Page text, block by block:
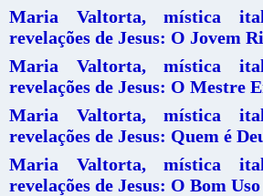
Maria Valtorta, mística
revelações de Jesus: O Jovem
Maria Valtorta, mística
revelações de Jesus: O Mestre
Maria Valtorta, mística
revelações de Jesus: Quem é
Maria Valtorta, mística
revelações de Jesus: O Bom